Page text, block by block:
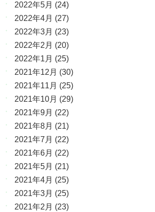
2022年5月 (24)
2022年4月 (27)
2022年3月 (23)
2022年2月 (20)
2022年1月 (25)
2021年12月 (30)
2021年11月 (25)
2021年10月 (29)
2021年9月 (22)
2021年8月 (21)
2021年7月 (22)
2021年6月 (22)
2021年5月 (21)
2021年4月 (25)
2021年3月 (25)
2021年2月 (23)